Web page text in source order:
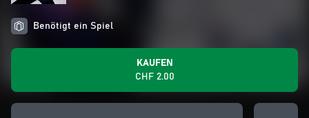
Benötigt ein Spiel
KAUFEN
CHF 2.00